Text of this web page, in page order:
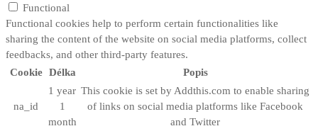
Functional
Functional cookies help to perform certain functionalities like
sharing the content of the website on social media platforms, collect
feedbacks, and other third-party features.
Cookie Délka Popis
na_id
1 year
1
month
This cookie is set by Addthis.com to enable sharing
of links on social media platforms like Facebook
and Twitter